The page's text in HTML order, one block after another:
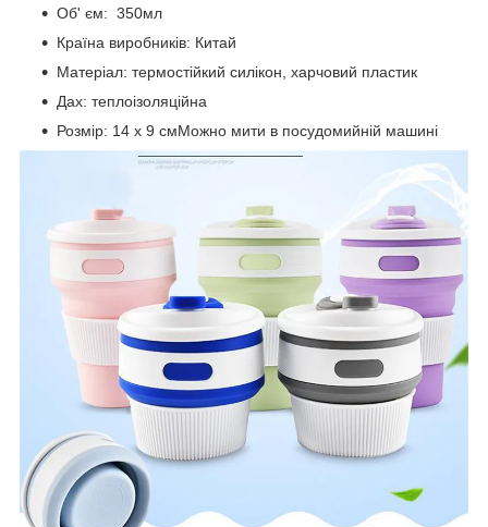
Об' єм: 350мл
Країна виробників: Китай
Матеріал: термостійкий силікон, харчовий пластик
Дах: теплоізоляційна
Розмір: 14 х 9 смМожно мити в посудомийній машині